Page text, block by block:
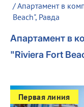
/ Апартамент в
Beach", Равда
Апартамент в
"Riviera Fort
Первая линия